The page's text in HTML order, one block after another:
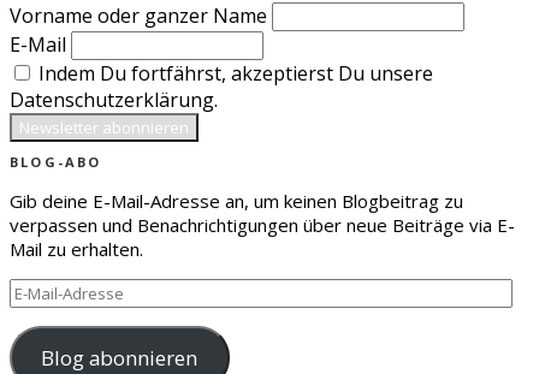
Vorname oder ganzer Name
E-Mail
Indem Du fortfährst, akzeptierst Du unsere
Datenschutzerklärung.
BLOG-ABO
Gib deine E-Mail-Adresse an, um keinen Blogbeitrag zu
verpassen und Benachrichtigungen über neue Beiträge via E-
Mail zu erhalten.
E-
Mail-
Adresse
Blog abonnieren